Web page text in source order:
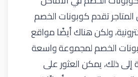
المتاجر تقدم كوبونات الخصم
ولكن هناك أيضًا مواقع
الخصم لمجموعة واسعة
إلى ذلك، يمكن العثور على